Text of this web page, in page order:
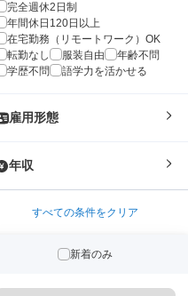
完全週休2日制
年間休日120日以上
在宅勤務（リモートワーク）OK
転勤なし
服装自由
年齢不問
学歴不問
語学力を活かせる
雇用形態
年収
すべての条件をクリア
新着のみ